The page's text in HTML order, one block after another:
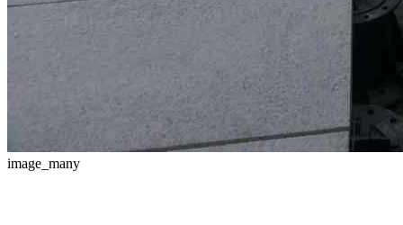
image_many